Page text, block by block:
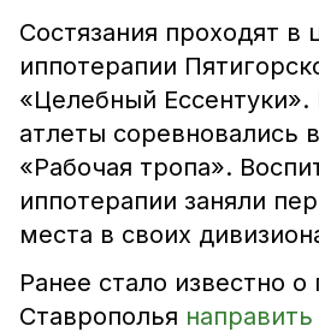
Состязания проходят в
иппотерапии
«Целебный
атлеты соревновались
«Рабочая тропа».
иппотерапии заняли
места в своих
Ранее стало известно о
Ставрополья направить